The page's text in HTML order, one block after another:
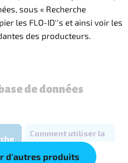
sous « Recherche
les FLO-ID''s et ainsi voir les
des producteurs.
d'autres produits